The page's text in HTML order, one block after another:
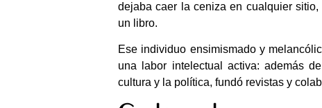
dejaba caer la ceniza en cualquier
un libro.
Ese individuo ensimismado y
una labor intelectual activa: además
cultura y la política, fundó revistas y